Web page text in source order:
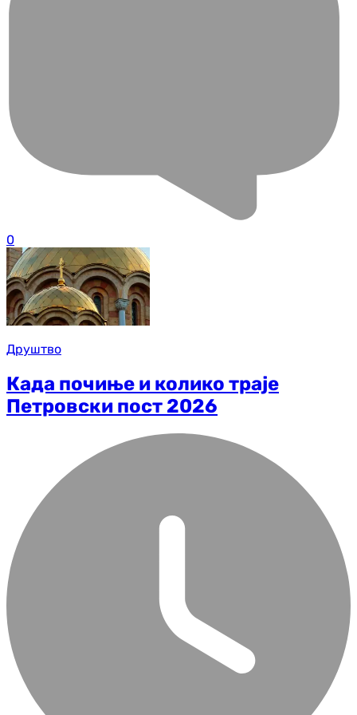
0
Друштво
Када почиње и колико траје
Петровски пост 2026